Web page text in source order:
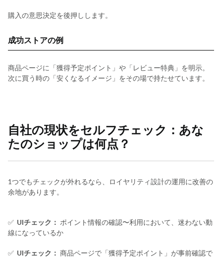
購入の意思決定を後押しします。
成功ストアの例
商品ページに「獲得予定ポイント」や「レビュー特典」を明示。
次に買う時の「安くなるイメージ」をその場で持たせています。
自社の現状をセルフチェック：あな
たのショップは何点？
1つでもチェックが外れるなら、ロイヤリティ設計の運用に改善の
余地があります。
✅ UIチェック： ポイント情報の確認〜利用において、迷わない動
線になっているか
✅ UIチェック： 商品ページで「獲得予定ポイント」が事前確認で